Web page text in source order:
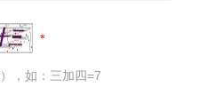
，如：三加四=7